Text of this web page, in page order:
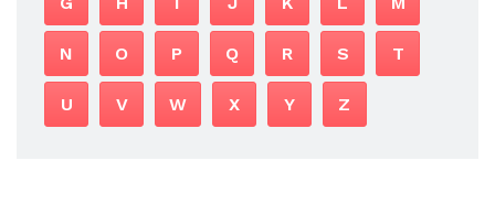
N O P Q R S T
U V W X Y Z